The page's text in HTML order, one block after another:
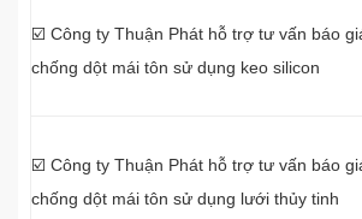
☑️ Công ty Thuận Phát hỗ trợ tư vấn báo
chống dột mái tôn sử dụng keo silicon
☑️ Công ty Thuận Phát hỗ trợ tư vấn báo
chống dột mái tôn sử dụng lưới thủy tinh